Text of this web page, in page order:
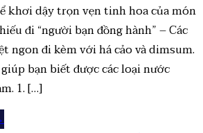
khơi dậy trọn vẹn tinh hoa của món
đi “người bạn đồng hành” – Các
ngon đi kèm với há cảo và dimsum.
bạn biết được các loại nước
1. […]